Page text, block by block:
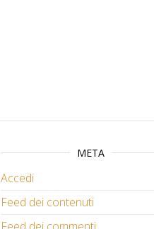
META
Accedi
Feed dei contenuti